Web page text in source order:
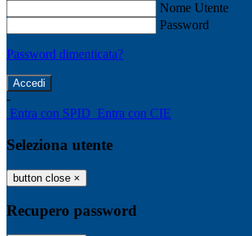
Nome Utente
Password
Password dimenticata?
-
Entra con SPID Entra con CIE
Seleziona utente
button close ×
Recupero password